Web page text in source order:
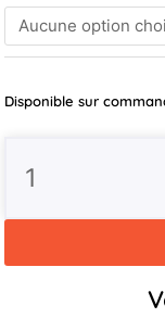
Disponible sur
Freinée
3500kg